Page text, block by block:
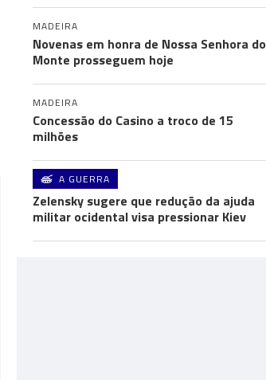
MADEIRA
Novenas em honra de Nossa Senhora do
Monte prosseguem hoje
MADEIRA
Concessão do Casino a troco de 15
milhões
A GUERRA
Zelensky sugere que redução da ajuda
militar ocidental visa pressionar Kiev